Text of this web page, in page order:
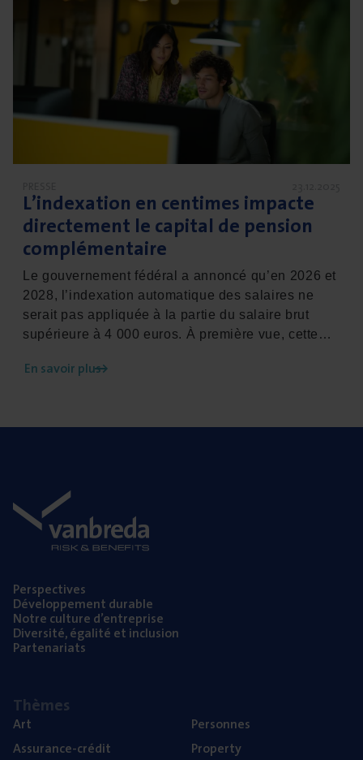
commerce de gros. Unibreda acquiert une
participation majoritaire dans Anchor, tout en
conservant le modèle de partenariat existant.
L’indexation en cen­times impacte
direc­te­ment le capi­tal de pen­sion
complémentaire
Le gouvernement fédéral a annoncé qu’en 2026 et
2028, l’indexation automatique des salaires ne
serait pas appliquée à la partie du salaire brut
supérieure à 4 000 euros. À première vue, cette
toucher les rémunérations. Elle impacte toutefois
Benefits a évalué les répercussions financières de
En savoir plus
Pers­pec­tives
Déve­lop­pe­ment durable
Notre culture d’entreprise
Diver­si­té, éga­li­té et inclusion
Par­te­na­riats
Thèmes
Art
Assu­rance-cré­dit
Per­sonnes
Pro­per­ty